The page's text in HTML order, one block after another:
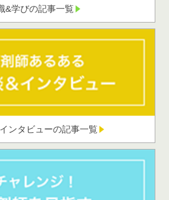
&学びの記事一覧
ンタビューの記事一覧